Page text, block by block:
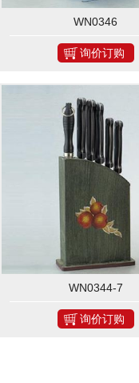
WN0346
询价订购
WN0344-7
询价订购